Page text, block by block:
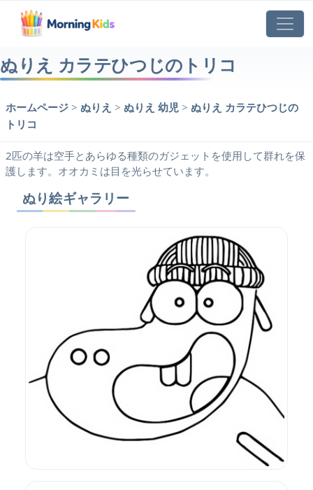
ぬりえ カラテひつじのトリコ
ホームページ > ぬりえ > ぬりえ 幼児 > ぬりえ カラテひつじの
トリコ
2匹の羊は空手とあらゆる種類のガジェットを使用して群れを保
護します。オオカミは目を光らせています。
ぬり絵ギャラリー